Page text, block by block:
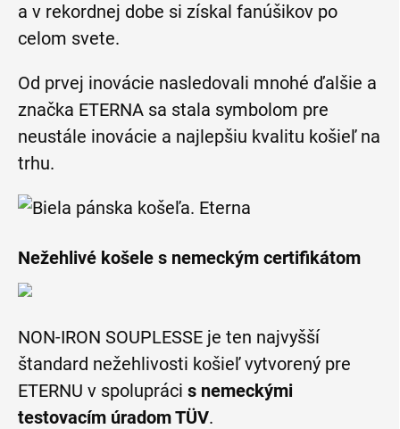
a v rekordnej dobe si získal fanúšikov po
celom svete.
Od prvej inovácie nasledovali mnohé ďalšie a
značka ETERNA sa stala symbolom pre
neustále inovácie a najlepšiu kvalitu košieľ na
trhu.
Nežehlivé košele s nemeckým certifikátom
NON-IRON SOUPLESSE je ten najvyšší
štandard nežehlivosti košieľ vytvorený pre
ETERNU v spolupráci s nemeckými
testovacím úradom TÜV.